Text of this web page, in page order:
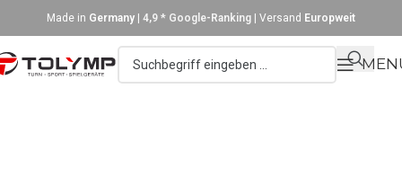
Made in Germany 4,9 * Google-Ranking | Versand Europweit